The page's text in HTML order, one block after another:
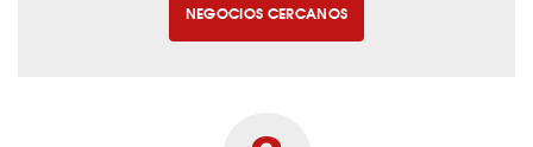
NEGOCIOS CERCANOS